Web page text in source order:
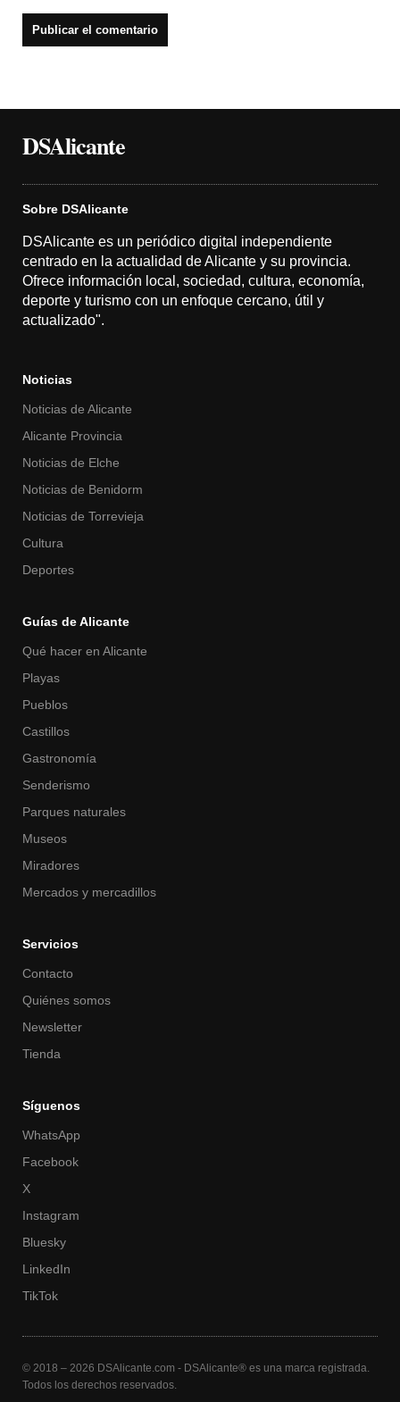
DSAlicante
Sobre DSAlicante
DSAlicante es un periódico digital independiente
centrado en la actualidad de Alicante y su provincia.
Ofrece información local, sociedad, cultura, economía,
deporte y turismo con un enfoque cercano, útil y
actualizado".
Noticias
Noticias de Alicante
Alicante Provincia
Noticias de Elche
Noticias de Benidorm
Noticias de Torrevieja
Cultura
Deportes
Guías de Alicante
Qué hacer en Alicante
Playas
Pueblos
Castillos
Gastronomía
Senderismo
Parques naturales
Museos
Miradores
Mercados y mercadillos
Servicios
Contacto
Quiénes somos
Newsletter
Tienda
Síguenos
WhatsApp
Facebook
X
Instagram
Bluesky
LinkedIn
TikTok
© 2018 – 2026 DSAlicante.com - DSAlicante® es una marca registrada.
Todos los derechos reservados.